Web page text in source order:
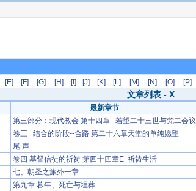
[E] [F] [G] [H] [I] [J] [K] [L] [M] [N] [O] [P]
文章列表 - X
最新章节
第三部分：现代教会 第十四章 若望二十三世与梵二会议
卷三 结合的阶段--合路 第二十六章天堂的单纯愿望
尾 声
卷四 基督信徒的祈祷 第四十四章E 祈祷生活
七、朝圣之旅外一章
第九章 暮年、死亡与埋葬